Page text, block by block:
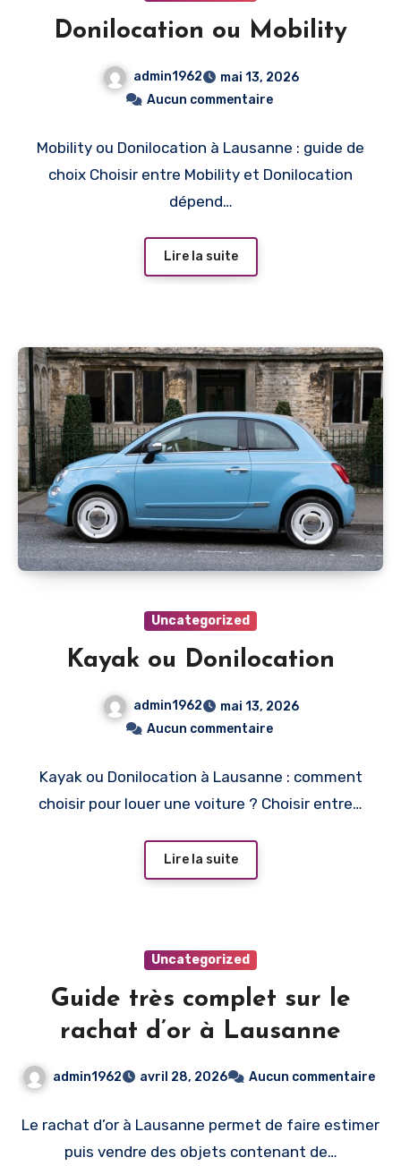
Donilocation ou Mobility
admin1962
mai 13, 2026
Aucun commentaire
Mobility ou Donilocation à Lausanne : guide de
choix Choisir entre Mobility et Donilocation
dépend…
Lire la suite
Uncategorized
Kayak ou Donilocation
admin1962
mai 13, 2026
Aucun commentaire
Kayak ou Donilocation à Lausanne : comment
choisir pour louer une voiture ? Choisir entre…
Lire la suite
Uncategorized
Guide très complet sur le
rachat d’or à Lausanne
admin1962 avril 28, 2026 Aucun commentaire
Le rachat d’or à Lausanne permet de faire estimer
puis vendre des objets contenant de…